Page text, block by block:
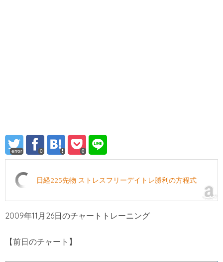
error 0 0
日経225先物 ストレスフリーデイトレ勝利の方程式
2009年11月26日のチャートトレーニング
【前日のチャート】